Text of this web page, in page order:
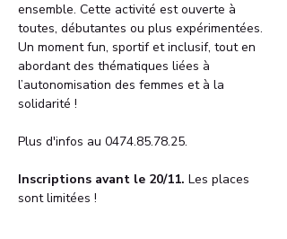
ensemble. Cette activité est ouverte à
toutes, débutantes ou plus expérimentées.
Un moment fun, sportif et inclusif, tout en
abordant des thématiques liées à
l’autonomisation des femmes et à la
solidarité !
Plus d'infos au 0474.85.78.25.
Inscriptions avant le 20/11. Les places
sont limitées !